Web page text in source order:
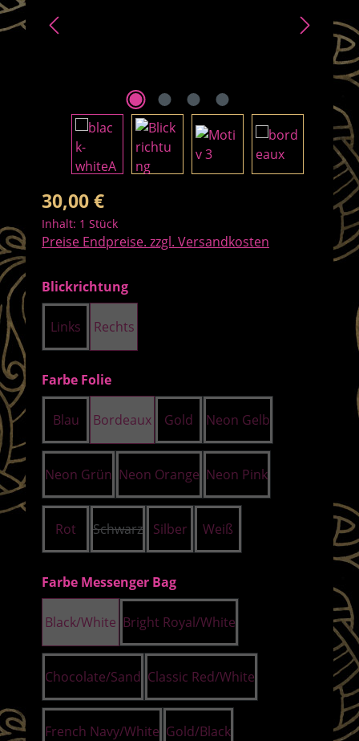
Regulärer Preis:
30,00 €
Inhalt: 1 Stück
Preise Endpreise. zzgl. Versandkosten
Blickrichtungauswählen
Links Rechts
Farbe Folieauswählen
Blau Bordeaux Gold Neon Gelb
Neon Grün Neon Orange Neon Pink
Rot Schwarz(Diese Option ist zurzeit nicht verfügbar.)
Silber Weiß
Farbe Messenger Bagauswählen
Black/White Bright Royal/White
Chocolate/Sand Classic Red/White
French Navy/White Gold/Black